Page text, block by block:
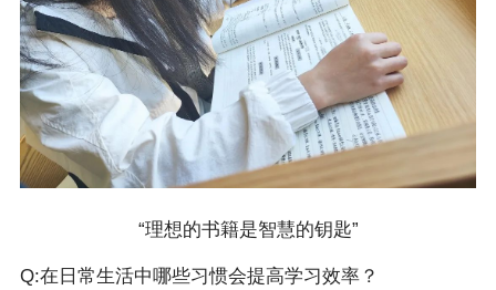
“理想的书籍是智慧的钥匙”
Q:在日常生活中哪些习惯会提高学习效率？